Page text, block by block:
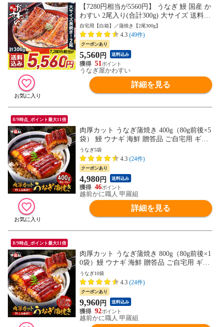
【7280円相当が5560円】 うなぎ 鰻 国産 か
わすい 2尾入り(合計300g) 大サイズ 送料無
料 ウナギ 蒲焼き 食品 ギフト 誕生日プレ
ゼント 母親 父親 お取り寄せ グルメ 海鮮
人気 おすすめ お中元 御中元 内祝 ＜のし
対応可＞
自宅用【白箱】／蒲焼き【2尾300g】
4.3 (49件)
クーポンあり
5,560円 送料込み
51
うなぎ屋かわすい
詳細を見る
8/9時点_ポイント最大11倍
肉厚カット うなぎ蒲焼き 400g（80g前後×5
袋） 鰻 ウナギ 海鮮 贈答品 ご自宅用 ギフ
ト 冷凍 送料無料 海鮮vs肉 御中元 お中元
残暑見舞い 夏ギフト
うなぎ5袋
4.3 (24件)
クーポンあり
4,980円 送料込み
46
越前かに職人 甲羅組
詳細を見る
8/9時点_ポイント最大11倍
肉厚カット うなぎ蒲焼き 800g（80g前後×1
0袋）鰻 ウナギ 海鮮 贈答品 ご自宅用 ギフ
ト 冷凍 送料無料 海鮮vs肉 御中元 お中元
残暑見舞い 夏ギフト
うなぎ10袋
4.3 (24件)
クーポンあり
9,960円 送料込み
92
越前かに職人 甲羅組